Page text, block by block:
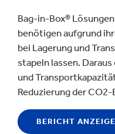
Bag-in-Box®
benötigen aufgrund
bei Lagerung und
stapeln lassen.
und
Reduzierung der
BERICHT